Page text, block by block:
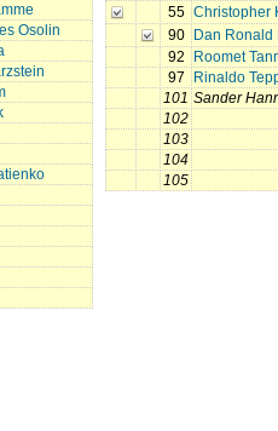
Osolin
55 Christopher
90
Dan Ronald
92
Roomet
97
Rinaldo
101 Sander
102
103
104
105